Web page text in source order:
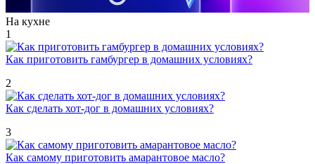
На кухне
1
Как приготовить гамбургер в домашних условиях?
2
Как сделать хот-дог в домашних условиях?
3
Как самому приготовить амарантовое масло?